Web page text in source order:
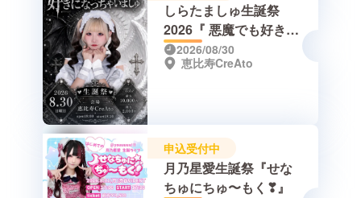
しらたましゅ生誕祭
2026『 悪魔でも好きに
なっちゃいましゅ 』
2026/08/30
恵比寿CreAto
申込受付中
月乃星愛生誕祭『せな
ちゅにちゅ〜もく❣』